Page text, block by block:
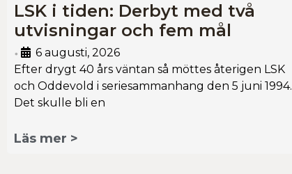
LSK i tiden: Derbyt med två
utvisningar och fem mål
•
6 augusti, 2026
Efter drygt 40 års väntan så möttes återigen LSK
och Oddevold i seriesammanhang den 5 juni 1994.
Det skulle bli en
Läs mer >